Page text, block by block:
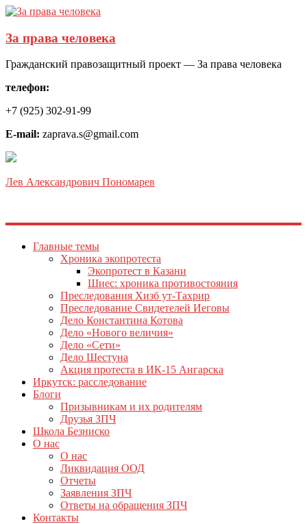
За права человека
Гражданский правозащитный проект — За права человека
телефон:
+7 (925) 302-91-99
E-mail: zaprava.s@gmail.com
Лев Александрович Пономарев
Главные темы
Хроника экопротеста
Экопротест в Казани
Шиес: хроника противостояния
Преследования Хизб ут-Тахрир
Преследование Свидетелей Иеговы
Дело Константина Котова
Дело «Нового величия»
Дело «Сети»
Дело Шестуна
Акция протеста в ИК-15 Ангарска
Иркутск: расследование
Блоги
Призывникам и их родителям
Друзья ЗПЧ
Школа Безниско
О нас
О нас
Ликвидация ООД
Отчеты
Заявления ЗПЧ
Ответы на обращения ЗПЧ
Контакты